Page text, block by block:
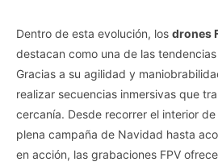
Dentro de esta evolución, los drones
destacan como una de las
Gracias a su agilidad y
realizar secuencias inmersivas que
cercanía. Desde recorrer el interior
plena campaña de Navidad hasta
en acción, las grabaciones FPV